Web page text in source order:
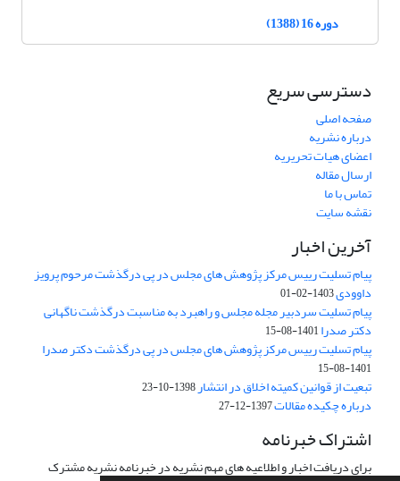
دوره 16 (1388)
دسترسی سریع
صفحه اصلی
درباره نشریه
اعضای هیات تحریریه
ارسال مقاله
تماس با ما
نقشه سایت
آخرین اخبار
پیام تسلیت رییس مرکز پژوهش های مجلس در پی درگذشت مرحوم پرویز
داوودی1403-02-01
پیام تسلیت سردبیر مجله مجلس و راهبرد به مناسبت درگذشت ناگهانی
دکتر صدرا1401-08-15
پیام تسلیت رییس مرکز پژوهش های مجلس در پی درگذشت دکتر صدرا
1401-08-15
تبعیت از قوانین کمیته اخلاق در انتشار1398-10-23
درباره چکیده مقالات1397-12-27
اشتراک خبرنامه
برای دریافت اخبار و اطلاعیه های مهم نشریه در خبرنامه نشریه مشترک